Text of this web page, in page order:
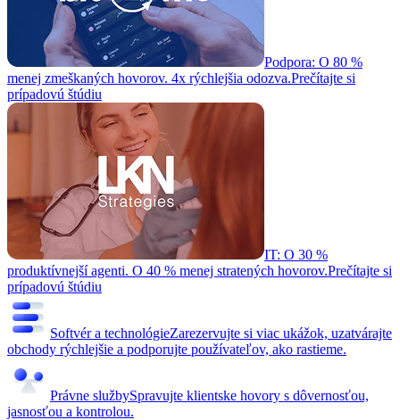
Podpora: O 80 %
menej zmeškaných hovorov. 4x rýchlejšia odozva.Prečítajte si
prípadovú štúdiu
IT: O 30 %
produktívnejší agenti. O 40 % menej stratených hovorov.Prečítajte si
prípadovú štúdiu
Softvér a technológieZarezervujte si viac ukážok, uzatvárajte
obchody rýchlejšie a podporujte používateľov, ako rastieme.
Právne službySpravujte klientske hovory s dôvernosťou,
jasnosťou a kontrolou.